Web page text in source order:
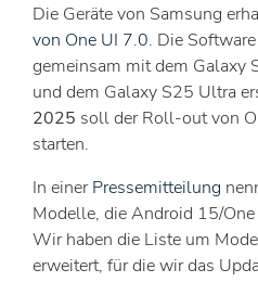
Die Geräte von Samsung
von One UI 7.0. Die
gemeinsam mit dem Galaxy
und dem Galaxy S25 Ultra
2025 soll der Roll-out von
starten.
In einerPressemitteilung
Modelle, die Android 15/
Wir haben die Liste um
erweitert, für die wir das